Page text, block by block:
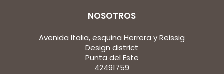
NOSOTROS
Avenida Italia, esquina Herrera y Reissig
Design district
Punta del Este
42491759